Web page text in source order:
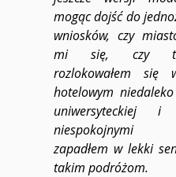
mogąc dojść do
wniosków, czy
mi się, czy
rozlokowałem się
hotelowym
uniwersyteckiej i
niespokojnymi
zapadłem w lekki
takim podróżom.